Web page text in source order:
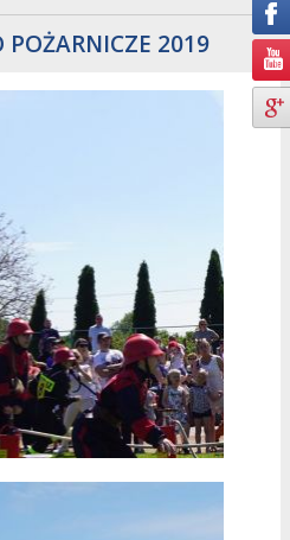
POŻARNICZE 2019